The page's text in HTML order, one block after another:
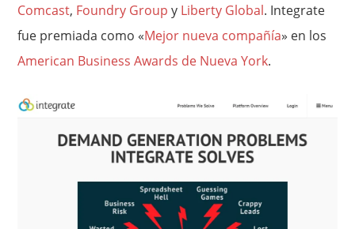
Comcast, Foundry Group y Liberty Global. Integrate
fue premiada como «Mejor nueva compañía» en los
American Business Awards de Nueva York.